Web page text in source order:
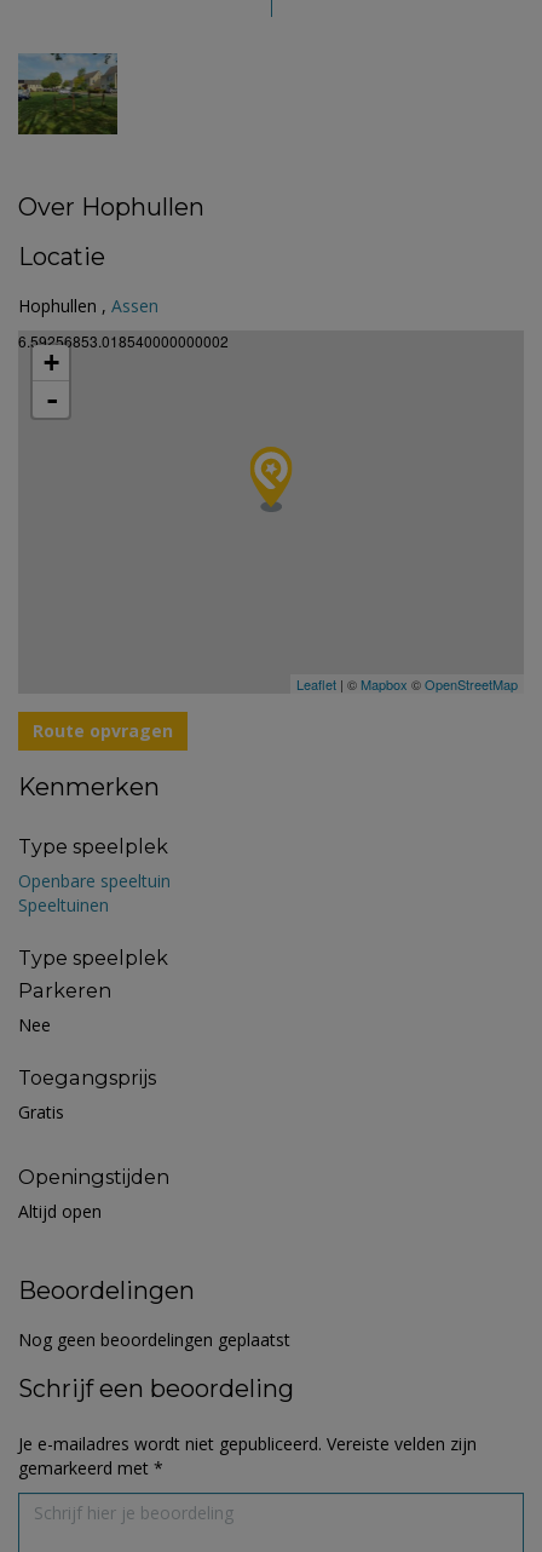
Over Hophullen
Locatie
Hophullen , Assen
6.59256853.018540000000002
+
-
Leaflet | © Mapbox ©OpenStreetMap
Route opvragen
Kenmerken
Type speelplek
Openbare speeltuin
Speeltuinen
Type speelplek
Parkeren
Nee
Toegangsprijs
Gratis
Openingstijden
Altijd open
Beoordelingen
Nog geen beoordelingen geplaatst
Schrijf een beoordeling
Je e-mailadres wordt niet gepubliceerd. Vereiste velden zijn
gemarkeerd met *